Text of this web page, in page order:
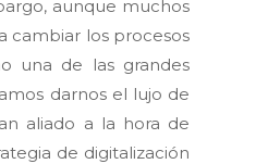
aunque muchos
cambiar los procesos
una de las grandes
darnos el lujo de
aliado a la hora de
de digitalización